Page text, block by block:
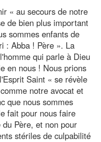
« au secours de notre
de bien plus important
sommes enfants de
: Abba ! Père ». La
qui parle à Dieu
en nous ! Nous prions
Saint « se révèle
notre avocat et
que nous sommes
fait pour nous faire
Père, et non pour
stériles de culpabilité